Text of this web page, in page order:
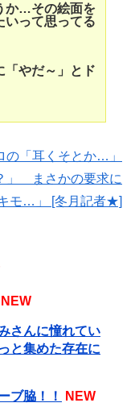
か…その絵面を
いって思ってる
やだ～」とド
「耳くそとか…」
」 まさかの要求に
モ…」 [冬月記者★]
NEW
さんに憧れてい
と集めた存在に
ブ脇！！ NEW